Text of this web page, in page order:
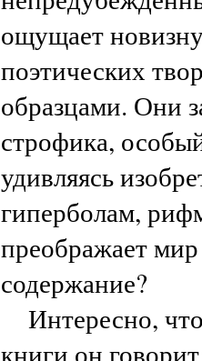
ощущает
поэтических
образцами. Они
строфика,
удивляясь
гиперболам,
преображает
содержание?
Интересно,
книги он